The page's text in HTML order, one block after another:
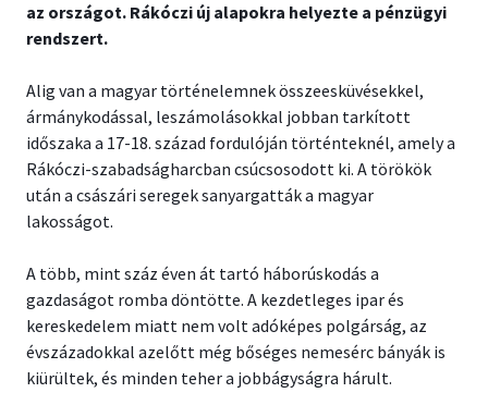
az országot. Rákóczi új alapokra helyezte a pénzügyi
rendszert.
Alig van a magyar történelemnek összeesküvésekkel,
ármánykodással, leszámolásokkal jobban tarkított
időszaka a 17-18. század fordulóján történteknél, amely a
Rákóczi-szabadságharcban csúcsosodott ki. A törökök
után a császári seregek sanyargatták a magyar
lakosságot.
A több, mint száz éven át tartó háborúskodás a
gazdaságot romba döntötte. A kezdetleges ipar és
kereskedelem miatt nem volt adóképes polgárság, az
évszázadokkal azelőtt még bőséges nemesérc bányák is
kiürültek, és minden teher a jobbágyságra hárult.